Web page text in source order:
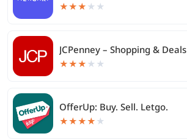
★★★ ★ ★
JCPenney – Shopping & Deals
★★★ ★ ★
OfferUp: Buy. Sell. Letgo.
★★★★ ★